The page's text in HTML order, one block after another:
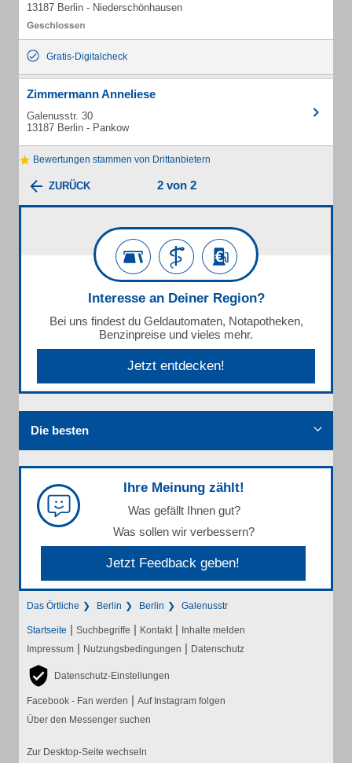
13187 Berlin - Niederschönhausen
Gratis-Digitalcheck
Zimmermann Anneliese
Galenusstr. 30
13187 Berlin - Pankow
Bewertungen stammen von Drittanbietern
ZURÜCK 2 von 2
Interesse an Deiner Region?
Bei uns findest du Geldautomaten, Notapotheken,
Benzinpreise und vieles mehr.
Jetzt entdecken!
Die besten
Ihre Meinung zählt!
Was gefällt Ihnen gut?
Was sollen wir verbessern?
Jetzt Feedback geben!
Das Örtliche Berlin Berlin Galenusstr
Startseite | Suchbegriffe | Kontakt | Inhalte melden
Impressum | Nutzungsbedingungen | Datenschutz
Datenschutz-Einstellungen
Facebook - Fan werden | Auf Instagram folgen
Über den Messenger suchen
Zur Desktop-Seite wechseln